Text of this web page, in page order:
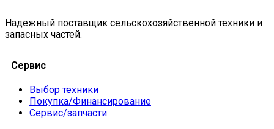
Надежный поставщик сельскохозяйственной техники и
запасных частей.
Сервис
Выбор техники
Покупка/Финансирование
Сервис/запчасти